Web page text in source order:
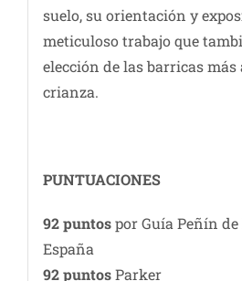
suelo, su orientación y
meticuloso trabajo que
elección de las barricas más
crianza.
PUNTUACIONES
92 puntospor Guía Peñín de
España
92 puntosParker